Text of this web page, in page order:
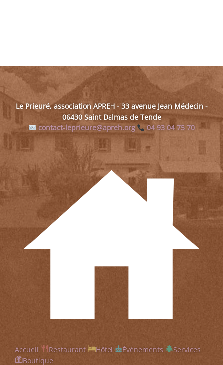
du
produit
Le Prieuré, association APREH - 33 avenue Jean Médecin -
06430 Saint Dalmas de Tende
contact-leprieure@apreh.org
04 93 04 75 70
Accueil Restaurant Hôtel Évènements
Services
Boutique